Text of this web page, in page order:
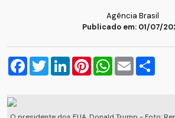
Agência Brasil
Publicado em: 01/07/
Facebook
TwitterLinkedInPinterestWhatsApp
Email